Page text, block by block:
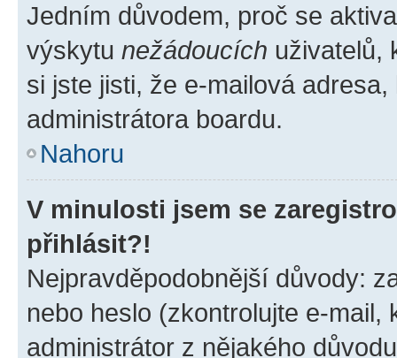
Jedním důvodem, proč se
výskytu nežádoucích uživatelů,
si jste jisti, že e-mailová
administrátora boardu.
Nahoru
V minulosti jsem se
přihlásit?!
Nejpravděpodobnější důvody:
nebo heslo (zkontrolujte e-
administrátor z nějakého